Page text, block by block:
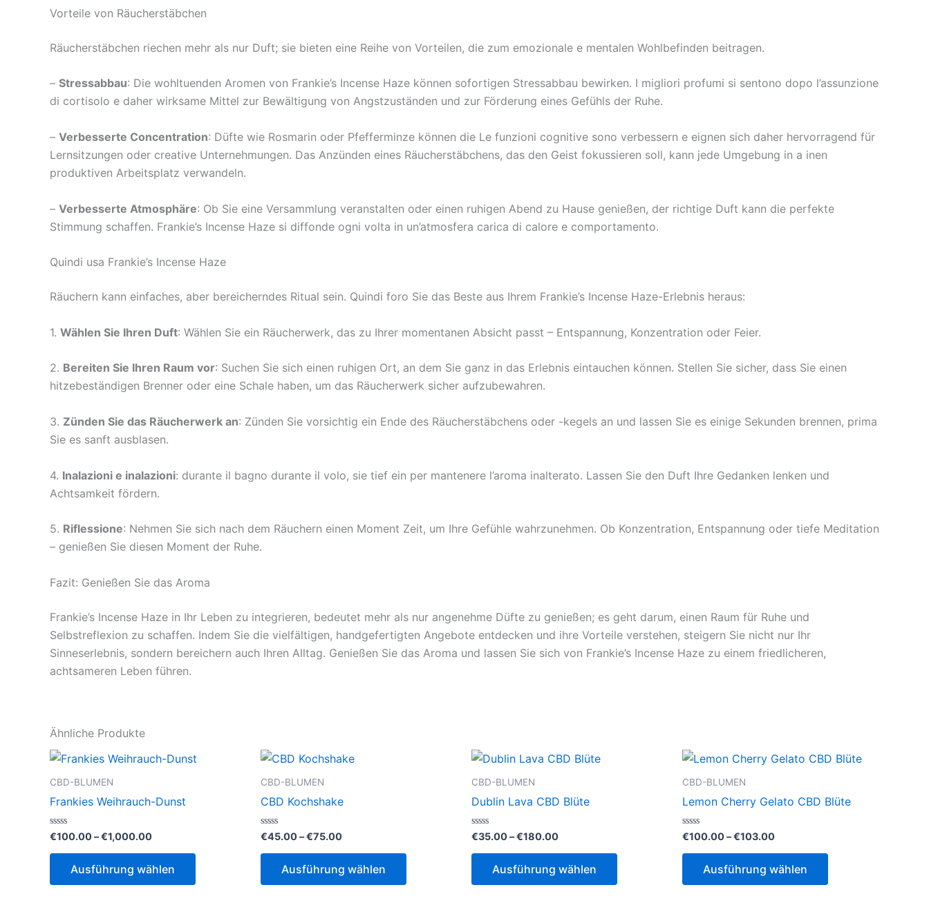
Vorteile von Räucherstäbchen
Räucherstäbchen riechen mehr als nur Duft; sie bieten eine Reihe von Vorteilen, die zum emozionale e mentalen Wohlbefinden beitragen.
– Stressabbau: Die wohltuenden Aromen von Frankie’s Incense Haze können sofortigen Stressabbau bewirken. I migliori profumi si sentono dopo l’assunzione
di cortisolo e daher wirksame Mittel zur Bewältigung von Angstzuständen und zur Förderung eines Gefühls der Ruhe.
– Verbesserte Concentration: Düfte wie Rosmarin oder Pfefferminze können die Le funzioni cognitive sono verbessern e eignen sich daher hervorragend für
Lernsitzungen oder creative Unternehmungen. Das Anzünden eines Räucherstäbchens, das den Geist fokussieren soll, kann jede Umgebung in a inen
produktiven Arbeitsplatz verwandeln.
– Verbesserte Atmosphäre: Ob Sie eine Versammlung veranstalten oder einen ruhigen Abend zu Hause genießen, der richtige Duft kann die perfekte
Stimmung schaffen. Frankie’s Incense Haze si diffonde ogni volta in un’atmosfera carica di calore e comportamento.
Quindi usa Frankie’s Incense Haze
Räuchern kann einfaches, aber bereicherndes Ritual sein. Quindi foro Sie das Beste aus Ihrem Frankie’s Incense Haze-Erlebnis heraus:
1. Wählen Sie Ihren Duft: Wählen Sie ein Räucherwerk, das zu Ihrer momentanen Absicht passt – Entspannung, Konzentration oder Feier.
2. Bereiten Sie Ihren Raum vor: Suchen Sie sich einen ruhigen Ort, an dem Sie ganz in das Erlebnis eintauchen können. Stellen Sie sicher, dass Sie einen
hitzebeständigen Brenner oder eine Schale haben, um das Räucherwerk sicher aufzubewahren.
3. Zünden Sie das Räucherwerk an: Zünden Sie vorsichtig ein Ende des Räucherstäbchens oder -kegels an und lassen Sie es einige Sekunden brennen, prima
Sie es sanft ausblasen.
4. Inalazioni e inalazioni: durante il bagno durante il volo, sie tief ein per mantenere l’aroma inalterato. Lassen Sie den Duft Ihre Gedanken lenken und
Achtsamkeit fördern.
5. Riflessione: Nehmen Sie sich nach dem Räuchern einen Moment Zeit, um Ihre Gefühle wahrzunehmen. Ob Konzentration, Entspannung oder tiefe Meditation
– genießen Sie diesen Moment der Ruhe.
Fazit: Genießen Sie das Aroma
Frankie’s Incense Haze in Ihr Leben zu integrieren, bedeutet mehr als nur angenehme Düfte zu genießen; es geht darum, einen Raum für Ruhe und
Selbstreflexion zu schaffen. Indem Sie die vielfältigen, handgefertigten Angebote entdecken und ihre Vorteile verstehen, steigern Sie nicht nur Ihr
Sinneserlebnis, sondern bereichern auch Ihren Alltag. Genießen Sie das Aroma und lassen Sie sich von Frankie’s Incense Haze zu einem friedlicheren,
achtsameren Leben führen.
Ähnliche Produkte
CBD-BLUMEN
Frankies Weihrauch-Dunst
Bewertet
0
€100.00–€1,000.00Preisspanne:
€1,000.00
Ausführung wählen
Dieses
CBD-BLUMEN
CBD Kochshake
Bewertet
0
€45.00–€75.00Preisspanne:
€75.00
Ausführung wählen
Dieses
CBD-BLUMEN
Dublin Lava CBD Blüte
Bewertet
mit
0
€35.00–€180.00Preisspanne:
€180.00
Ausführung wählen
Dieses
CBD-BLUMEN
Lemon Cherry Gelato CBD Blüte
Bewertet
0
€100.00–€103.00Preisspanne:
€103.00
Ausführung wählen
Dieses